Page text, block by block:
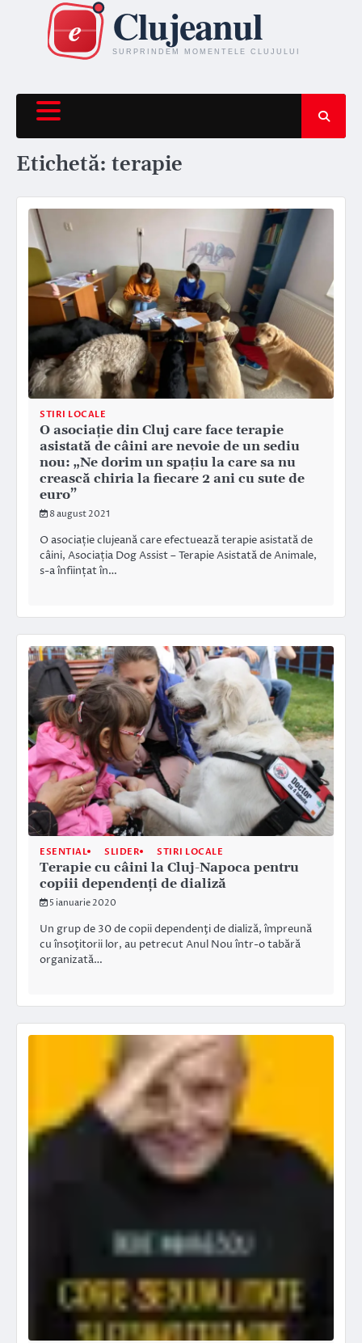
content
Etichetă: terapie
STIRI LOCALE
O asociație din Cluj care face terapie
asistată de câini are nevoie de un sediu
nou: „Ne dorim un spațiu la care sa nu
crească chiria la fiecare 2 ani cu sute de
euro”
8 august 2021
O asociație clujeană care efectuează terapie asistată de
câini, Asociația Dog Assist – Terapie Asistată de Animale,
s-a înființat în…
ESENTIAL SLIDER STIRI LOCALE
Terapie cu câini la Cluj-Napoca pentru
copiii dependenți de dializă
5 ianuarie 2020
Un grup de 30 de copii dependenţi de dializă, împreună
cu însoţitorii lor, au petrecut Anul Nou într-o tabără
organizată…